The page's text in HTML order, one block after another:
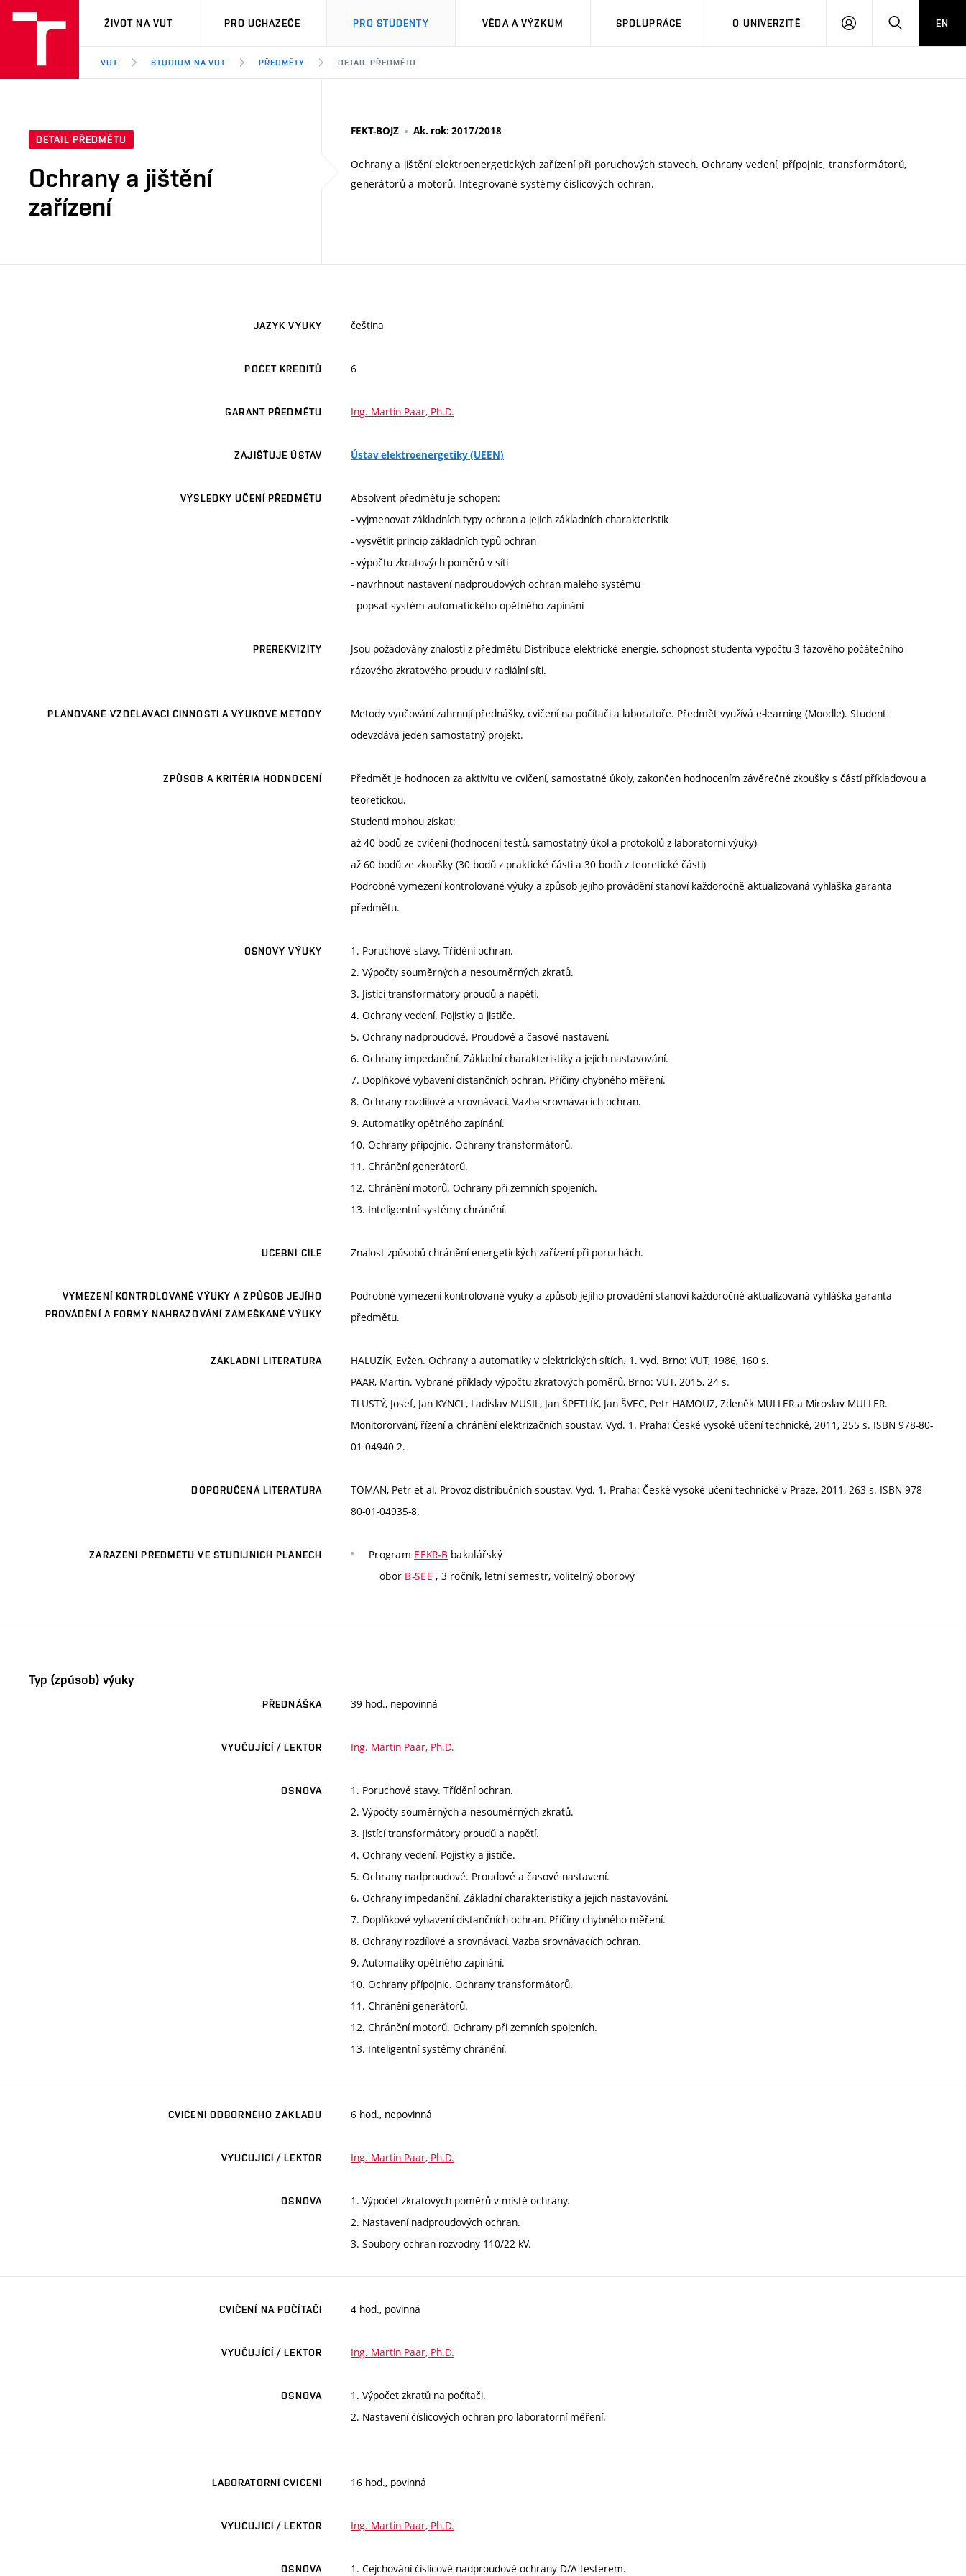
VUT
ŽIVOT NA VUT PRO UCHAZEČE PRO STUDENTY VĚDA A VÝZKUM SPOLUPRÁCE O UNIVERZITĚ
PŘIHLÁSIT HLEDATEN
VUT STUDIUM NA VUT PŘEDMĚTY DETAIL PŘEDMĚTU
DETAIL PŘEDMĚTU
Ochrany a jištění
zařízení
FEKT-BOJZ Ak. rok: 2017/2018
Ochrany a jištění elektroenergetických zařízení při poruchových stavech. Ochrany vedení, přípojnic, transformátorů,
generátorů a motorů. Integrované systémy číslicových ochran.
JAZYK VÝUKY čeština
POČET KREDITŮ 6
GARANT PŘEDMĚTU Ing. Martin Paar, Ph.D.
ZAJIŠŤUJE ÚSTAV Ústav elektroenergetiky (UEEN)
VÝSLEDKY UČENÍ PŘEDMĚTU
Absolvent předmětu je schopen:
- vyjmenovat základních typy ochran a jejich základních charakteristik
- vysvětlit princip základních typů ochran
- výpočtu zkratových poměrů v síti
- navrhnout nastavení nadproudových ochran malého systému
- popsat systém automatického opětného zapínání
PREREKVIZITY
Jsou požadovány znalosti z předmětu Distribuce elektrické energie, schopnost studenta výpočtu 3-fázového počátečního
rázového zkratového proudu v radiální síti.
PLÁNOVANÉ VZDĚLÁVACÍ ČINNOSTI A VÝUKOVÉ METODY
Metody vyučování zahrnují přednášky, cvičení na počítači a laboratoře. Předmět využívá e-learning (Moodle). Student
odevzdává jeden samostatný projekt.
ZPŮSOB A KRITÉRIA HODNOCENÍ
Předmět je hodnocen za aktivitu ve cvičení, samostatné úkoly, zakončen hodnocením závěrečné zkoušky s částí příkladovou a
teoretickou.
Studenti mohou získat:
až 40 bodů ze cvičení (hodnocení testů, samostatný úkol a protokolů z laboratorní výuky)
až 60 bodů ze zkoušky (30 bodů z praktické části a 30 bodů z teoretické části)
Podrobné vymezení kontrolované výuky a způsob jejího provádění stanoví každoročně aktualizovaná vyhláška garanta
předmětu.
OSNOVY VÝUKY
1. Poruchové stavy. Třídění ochran.
2. Výpočty souměrných a nesouměrných zkratů.
3. Jistící transformátory proudů a napětí.
4. Ochrany vedení. Pojistky a jističe.
5. Ochrany nadproudové. Proudové a časové nastavení.
6. Ochrany impedanční. Základní charakteristiky a jejich nastavování.
7. Doplňkové vybavení distančních ochran. Příčiny chybného měření.
8. Ochrany rozdílové a srovnávací. Vazba srovnávacích ochran.
9. Automatiky opětného zapínání.
10. Ochrany přípojnic. Ochrany transformátorů.
11. Chránění generátorů.
12. Chránění motorů. Ochrany při zemních spojeních.
13. Inteligentní systémy chránění.
UČEBNÍ CÍLE Znalost způsobů chránění energetických zařízení při poruchách.
VYMEZENÍ KONTROLOVANÉ VÝUKY A ZPŮSOB JEJÍHO
PROVÁDĚNÍ A FORMY NAHRAZOVÁNÍ ZAMEŠKANÉ VÝUKY
Podrobné vymezení kontrolované výuky a způsob jejího provádění stanoví každoročně aktualizovaná vyhláška garanta
předmětu.
ZÁKLADNÍ LITERATURA
HALUZÍK, Evžen. Ochrany a automatiky v elektrických sítích. 1. vyd. Brno: VUT, 1986, 160 s.
PAAR, Martin. Vybrané příklady výpočtu zkratových poměrů, Brno: VUT, 2015, 24 s.
TLUSTÝ, Josef, Jan KYNCL, Ladislav MUSIL, Jan ŠPETLÍK, Jan ŠVEC, Petr HAMOUZ, Zdeněk MÜLLER a Miroslav MÜLLER.
Monitororvání, řízení a chránění elektrizačních soustav. Vyd. 1. Praha: České vysoké učení technické, 2011, 255 s. ISBN 978-80-
01-04940-2.
DOPORUČENÁ LITERATURA
TOMAN, Petr et al. Provoz distribučních soustav. Vyd. 1. Praha: České vysoké učení technické v Praze, 2011, 263 s. ISBN 978-
80-01-04935-8.
ZAŘAZENÍ PŘEDMĚTU VE STUDIJNÍCH PLÁNECH Program EEKR-B bakalářský
obor B-SEE , 3 ročník, letní semestr, volitelný oborový
Typ (způsob) výuky
PŘEDNÁŠKA 39 hod., nepovinná
VYUČUJÍCÍ / LEKTOR Ing. Martin Paar, Ph.D.
OSNOVA
1. Poruchové stavy. Třídění ochran.
2. Výpočty souměrných a nesouměrných zkratů.
3. Jistící transformátory proudů a napětí.
4. Ochrany vedení. Pojistky a jističe.
5. Ochrany nadproudové. Proudové a časové nastavení.
6. Ochrany impedanční. Základní charakteristiky a jejich nastavování.
7. Doplňkové vybavení distančních ochran. Příčiny chybného měření.
8. Ochrany rozdílové a srovnávací. Vazba srovnávacích ochran.
9. Automatiky opětného zapínání.
10. Ochrany přípojnic. Ochrany transformátorů.
11. Chránění generátorů.
12. Chránění motorů. Ochrany při zemních spojeních.
13. Inteligentní systémy chránění.
CVIČENÍ ODBORNÉHO ZÁKLADU 6 hod., nepovinná
VYUČUJÍCÍ / LEKTOR Ing. Martin Paar, Ph.D.
OSNOVA
1. Výpočet zkratových poměrů v místě ochrany.
2. Nastavení nadproudových ochran.
3. Soubory ochran rozvodny 110/22 kV.
CVIČENÍ NA POČÍTAČI 4 hod., povinná
VYUČUJÍCÍ / LEKTOR Ing. Martin Paar, Ph.D.
OSNOVA
1. Výpočet zkratů na počítači.
2. Nastavení číslicových ochran pro laboratorní měření.
LABORATORNÍ CVIČENÍ 16 hod., povinná
VYUČUJÍCÍ / LEKTOR Ing. Martin Paar, Ph.D.
OSNOVA 1. Cejchování číslicové nadproudové ochrany D/A testerem.